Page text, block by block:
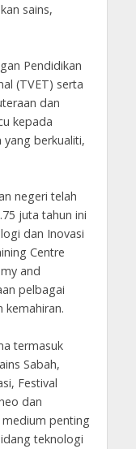
sains,
Pendidikan
(TVET) serta
dan
kepada
berkualiti,
negeri telah
juta tahun ini
dan Inovasi
Centre
and
pelbagai
kemahiran.
termasuk
Sabah,
Festival
dan
medium penting
teknologi